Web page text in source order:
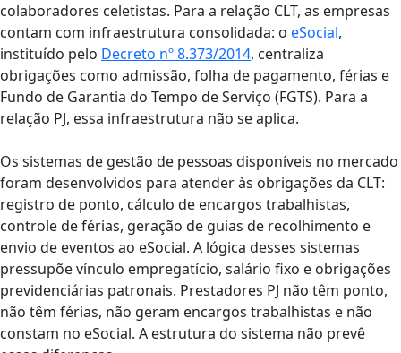
colaboradores celetistas. Para a relação CLT, as empresas
contam com infraestrutura consolidada: o eSocial,
instituído pelo Decreto nº 8.373/2014, centraliza
obrigações como admissão, folha de pagamento, férias e
Fundo de Garantia do Tempo de Serviço (FGTS). Para a
relação PJ, essa infraestrutura não se aplica.
Os sistemas de gestão de pessoas disponíveis no mercado
foram desenvolvidos para atender às obrigações da CLT:
registro de ponto, cálculo de encargos trabalhistas,
controle de férias, geração de guias de recolhimento e
envio de eventos ao eSocial. A lógica desses sistemas
pressupõe vínculo empregatício, salário fixo e obrigações
previdenciárias patronais. Prestadores PJ não têm ponto,
não têm férias, não geram encargos trabalhistas e não
constam no eSocial. A estrutura do sistema não prevê